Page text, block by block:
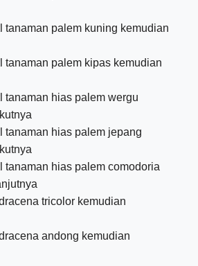
tanaman palem kuning kemudian
tanaman palem kipas kemudian
tanaman hias palem wergu
tanaman hias palem jepang
tanaman hias palem comodoria
tricolor kemudian
andong kemudian